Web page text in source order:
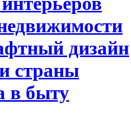
дизайн
страны
в быту